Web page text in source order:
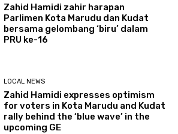
Zahid Hamidi zahir harapan
Parlimen Kota Marudu dan Kudat
bersama gelombang ‘biru’ dalam
PRU ke-16
LOCAL NEWS
Zahid Hamidi expresses optimism
for voters in Kota Marudu and Kudat
rally behind the ‘blue wave’ in the
upcoming GE